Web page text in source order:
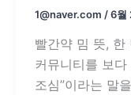
1@naver.com /6월
빨간약 밈 뜻, 한
커뮤니티를 보다
조심”이라는 말